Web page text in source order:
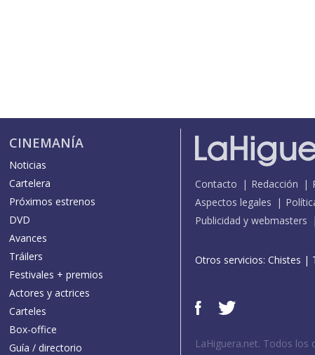
CINEMANÍA
Noticias
Cartelera
Próximos estrenos
DVD
Avances
Tráilers
Festivales + premios
Actores y actrices
Carteles
Box-office
Guía / directorio
Contacto Redacción
Aspectos legales
Publicidad y webmasters
Otros servicios: Chistes |
LaHiguera.net. Todos los